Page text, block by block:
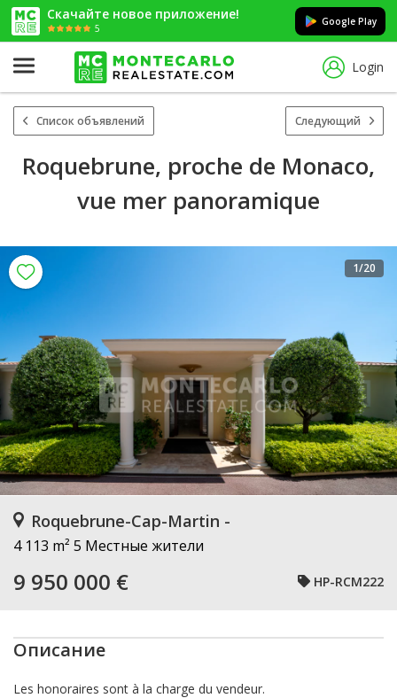
Скачайте новое приложение!
5
Google Play
Login
Список объявлений Следующий
Roquebrune, proche de Monaco,
vue mer panoramique
1/20
Roquebrune-Cap-Martin -
4 113 m² 5 Местные жители
9 950 000 € HP-RCM222
Описание
Les honoraires sont à la charge du vendeur.